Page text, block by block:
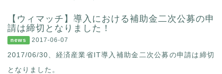
【ウィマッチ】導入における補助金二次公募の申
請は締切となりました！
news 2017-06-07
2017/06/30、経済産業省IT導入補助金二次公募の申請は締切
となりました。